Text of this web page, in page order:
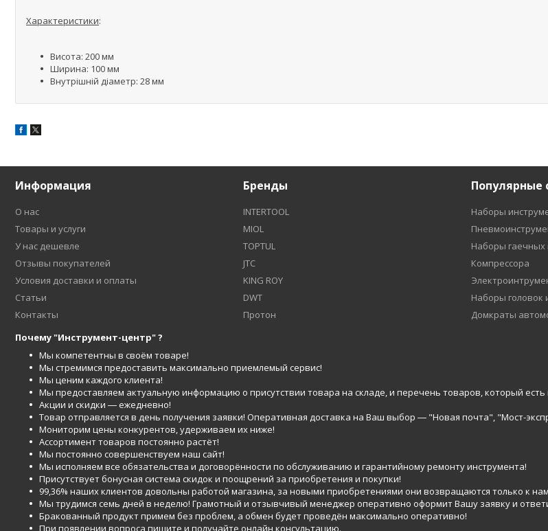
Характеристики:
Висота: 200 мм
Ширина: 100 мм
Внутрішній діаметр: 28 мм
Информация
О нас
Товары и услуги
У нас дешевле
Отзывы покупателей
Условия доставки и оплаты
Статьи
Контакты
Бренды
INTERTOOL
MIOL
TOPTUL
JTC
KING ROY
DWT
Протон
Популярные
Наборы
Наборы гаечных
Компрессора
Наборы головок
Домкраты
Почему "Инструмент-центр" ?
Мы компетентны в своём товаре!
Мы стремимся предоставить максимально приемлемый сервис!
Мы ценим каждого клиента!
Мы предоставляем актуальную информацию о присутствии товара на складе, и перечень товаров, который есть
Акции и скидки ― ежедневно!
Товар отправляется в день получения заявки! Оперативная доставка на Ваш выбор ― "Новая почта", "Мост-
Мониторим цены конкурентов, удерживаем их ниже!
Ассортимент товаров постоянно растёт!
Мы постоянно совершенствуем наш сайт!
Мы исполняем все обязательства и договорённости по обслуживанию и гарантийному ремонту инструмента!
Присутствует бонусная система скидок и поощрений за приобретения и покупки!
99,36% наших клиентов довольны работой магазина, за новыми приобретениями они возвращаются только к
Мы трудимся семь дней в неделю! Грамотный и отзывчивый менеджер оперативно оформит Вашу заявку и
Бракованный продукт примем без проблем, а обмен будет проведён максимально оперативно!
При появлении вопроса пишите и получайте онлайн консультацию.